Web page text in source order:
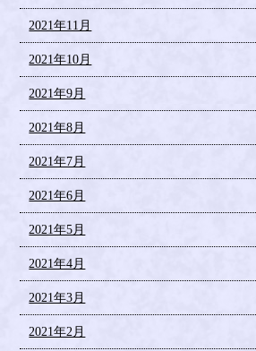
2021年11月
2021年10月
2021年9月
2021年8月
2021年7月
2021年6月
2021年5月
2021年4月
2021年3月
2021年2月